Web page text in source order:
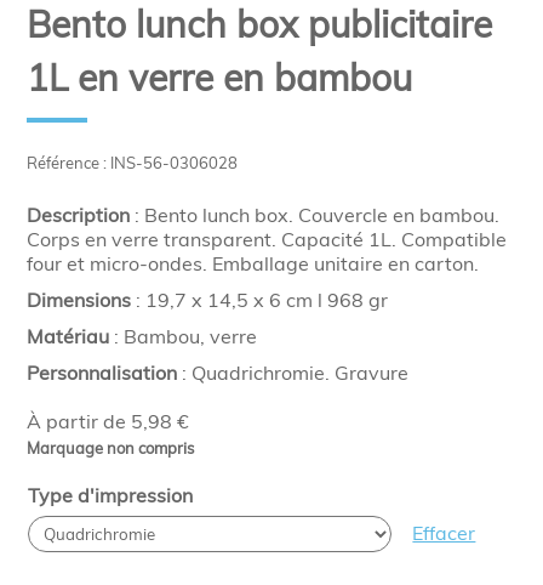
Référence : INS-56-0306028
À partir de 5,98 €
Marquage non compris
Bento lunch box publicitaire
1L en verre en bambou
Description : Bento lunch box. Couvercle en bambou.
Corps en verre transparent. Capacité 1L. Compatible
four et micro-ondes. Emballage unitaire en carton.
Dimensions : 19,7 x 14,5 x 6 cm l 968 gr
Matériau : Bambou, verre
Personnalisation : Quadrichromie. Gravure
Type d'impression
Effacer